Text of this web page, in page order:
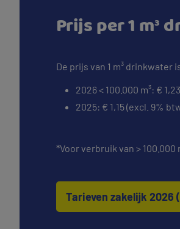
Prijs per 1 m³
De prijs van 1 m³ drinkwater
2026 < 100.000 m³: €
2025: € 1,15 (excl. 9%
*Voor verbruik van > 100.000
Tarieven zakelijk 2026